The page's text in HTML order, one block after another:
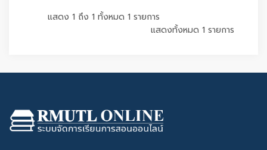
แสดง 1 ถึง 1 ทั้งหมด 1 รายการ
แสดงทั้งหมด 1 รายการ